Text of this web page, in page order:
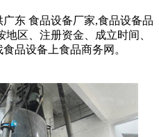
东 食品设备厂家,食品设备品
区、注册资金、成立时间、
品设备上食品商务网。